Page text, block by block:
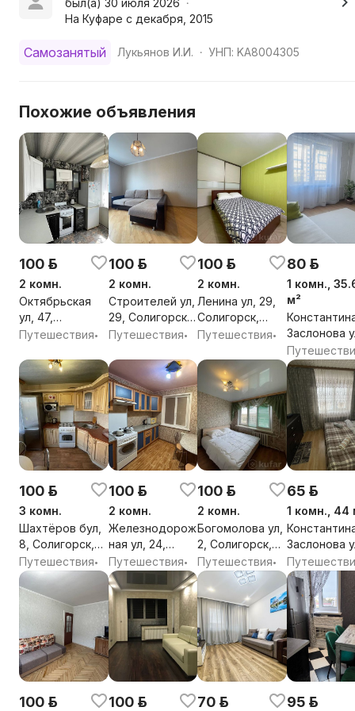
был(а) 30 июля 2026 •
На Куфаре с декабря, 2015
Самозанятый Лукьянов И.И. • УНП: KA8004305
Похожие объявления
100 р.
2 комн.
Октябрьская
ул, 47,
Солигорск,
район, Минская
обл.
Путешествия•
100 р.
2 комн.
Строителей ул,
29, Солигорск,
Солигорский
обл.
Путешествия•
100 р.
2 комн.
Ленина ул, 29,
Солигорск,
Солигорский
обл.
Путешествия•
80 р.
1 комн.,
м²
Заслонова
57Б,
район,
обл.
100 р.
3 комн.
Шахтёров бул,
8, Солигорск,
Солигорский
район, Минская
обл.
Путешествия•
100 р.
2 комн.
Железнодорож
ная ул, 24,
Солигорск,
Солигорский
район, Минская
обл.
Путешествия•
100 р.
2 комн.
Богомолова ул,
2, Солигорск,
Солигорский
район, Минская
обл.
Путешествия•
65 р.
1 комн., 44
Заслонова
53,
район,
обл.
100 р. 100 р. 70 р. 95 р.